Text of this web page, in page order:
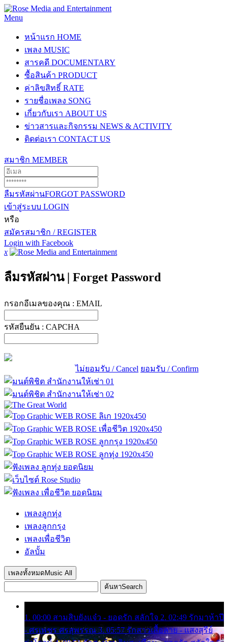
Menu
หน้าแรก HOME
เพลง MUSIC
สารคดี DOCUMENTARY
ซื้อสินค้า PRODUCT
ค่าลิขสิทธิ์ RATE
รายชื่อเพลง SONG
เกี่ยวกับเรา ABOUT US
ข่าวสารและกิจกรรม NEWS & ACTIVITY
ติดต่อเรา CONTACT US
สมาชิก MEMBER
ลืมรหัสผ่านFORGOT PASSWORD
เข้าสู่ระบบ LOGIN
หรือ
สมัครสมาชิก / REGISTER
Login with Facebook
x
ลืมรหัสผ่าน | Forget Password
กรอกอีเมลของคุณ : EMAIL
รหัสยืนยัน : CAPCHA
ไม่ยอมรับ / Cancel ยอมรับ / Confirm
เพลงลูกทุ่ง
เพลงลูกกรุง
เพลงเพื่อชีวิต
อัลบั้ม
เพลงทั้งหมด Music All
ค้นหาSearch
1. 00:00 สามสิบยังแจ๋ว - ยอดรัก สลักใจ 2. 02:49 รักมาห้าปี
- ศรเพชร ศรสุพรรณ 3. 05:57 รักสาวเสื้อลาย - แสงสุรีย์